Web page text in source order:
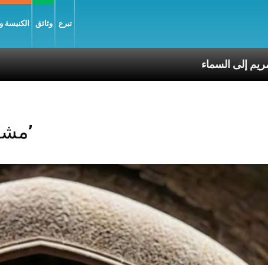
الكنيسة وثائق تبرع
العذراء مريم إلى السماء
Posts Tagged ‘مشكلة’